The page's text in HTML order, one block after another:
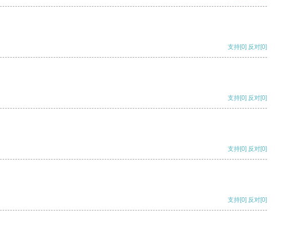
支持[0] 反对[0]
支持[0] 反对[0]
支持[0] 反对[0]
支持[0] 反对[0]